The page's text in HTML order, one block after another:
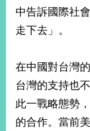
網
站
部
信
箱
粉
專
頁
LINEInstagram
X平台
(原推特)
中告訴國際社
走下去」。
在中國對台灣
台灣的支持也
此一戰略態勢
的合作。當前